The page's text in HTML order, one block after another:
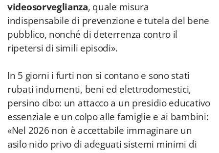
videosorveglianza, quale misura
indispensabile di prevenzione e tutela del bene
pubblico, nonché di deterrenza contro il
ripetersi di simili episodi».
In 5 giorni i furti non si contano e sono stati
rubati indumenti, beni ed elettrodomestici,
persino cibo: un attacco a un presidio educativo
essenziale e un colpo alle famiglie e ai bambini:
«Nel 2026 non è accettabile immaginare un
asilo nido privo di adeguati sistemi minimi di